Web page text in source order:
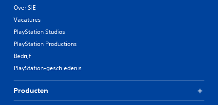
Over SIE
Vacatures
PlayStation Studios
PlayStation Productions
Bedrijf
PlayStation-geschiedenis
Producten